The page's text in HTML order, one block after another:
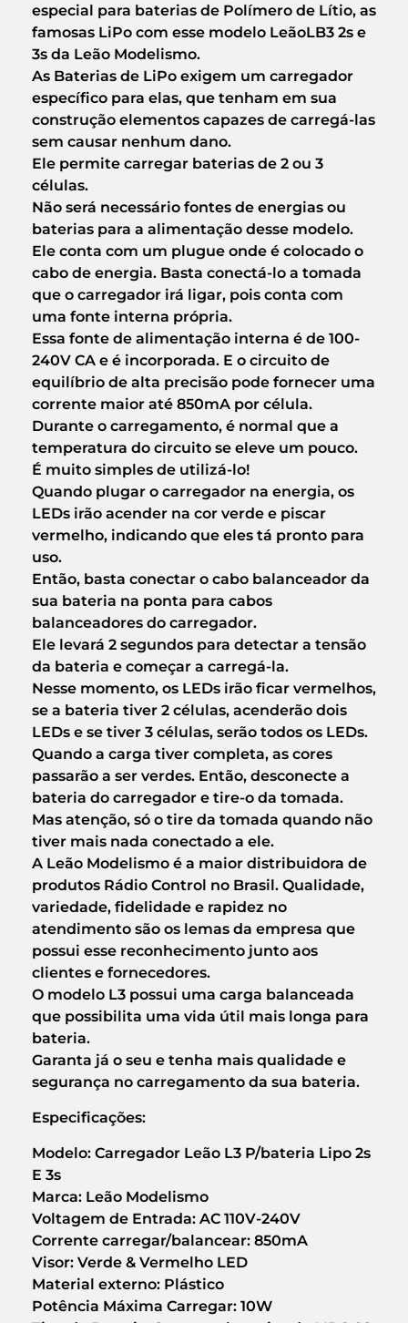
especial para baterias de Polímero de Lítio, as
famosas LiPo com esse modelo LeãoLB3 2s e
3s da Leão Modelismo.
As Baterias de LiPo exigem um carregador
específico para elas, que tenham em sua
construção elementos capazes de carregá-las
sem causar nenhum dano.
Ele permite carregar baterias de 2 ou 3
células.
Não será necessário fontes de energias ou
baterias para a alimentação desse modelo.
Ele conta com um plugue onde é colocado o
cabo de energia. Basta conectá-lo a tomada
que o carregador irá ligar, pois conta com
uma fonte interna própria.
Essa fonte de alimentação interna é de 100-
240V CA e é incorporada. E o circuito de
equilíbrio de alta precisão pode fornecer uma
corrente maior até 850mA por célula.
Durante o carregamento, é normal que a
temperatura do circuito se eleve um pouco.
É muito simples de utilizá-lo!
Quando plugar o carregador na energia, os
LEDs irão acender na cor verde e piscar
vermelho, indicando que eles tá pronto para
uso.
Então, basta conectar o cabo balanceador da
sua bateria na ponta para cabos
balanceadores do carregador.
Ele levará 2 segundos para detectar a tensão
da bateria e começar a carregá-la.
Nesse momento, os LEDs irão ficar vermelhos,
se a bateria tiver 2 células, acenderão dois
LEDs e se tiver 3 células, serão todos os LEDs.
Quando a carga tiver completa, as cores
passarão a ser verdes. Então, desconecte a
bateria do carregador e tire-o da tomada.
Mas atenção, só o tire da tomada quando não
tiver mais nada conectado a ele.
A Leão Modelismo é a maior distribuidora de
produtos Rádio Control no Brasil. Qualidade,
variedade, fidelidade e rapidez no
atendimento são os lemas da empresa que
possui esse reconhecimento junto aos
clientes e fornecedores.
O modelo L3 possui uma carga balanceada
que possibilita uma vida útil mais longa para
bateria.
Garanta já o seu e tenha mais qualidade e
segurança no carregamento da sua bateria.
Especificações:
Modelo: Carregador Leão L3 P/bateria Lipo 2s
E 3s
Marca: Leão Modelismo
Voltagem de Entrada: AC 110V-240V
Corrente carregar/balancear: 850mA
Visor: Verde & Vermelho LED
Material externo: Plástico
Potência Máxima Carregar: 10W